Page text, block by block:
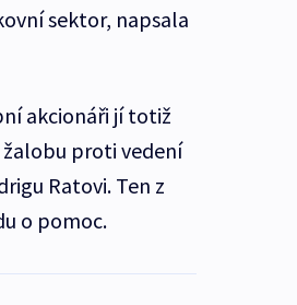
sektor, napsala
akcionáři jí totiž
proti vedení
Ratovi. Ten z
o pomoc.